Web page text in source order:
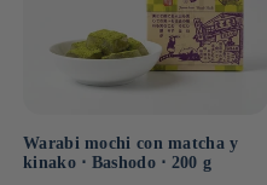
Warabi mochi con matcha y
kinako ⋅ Bashodo ⋅ 200 g